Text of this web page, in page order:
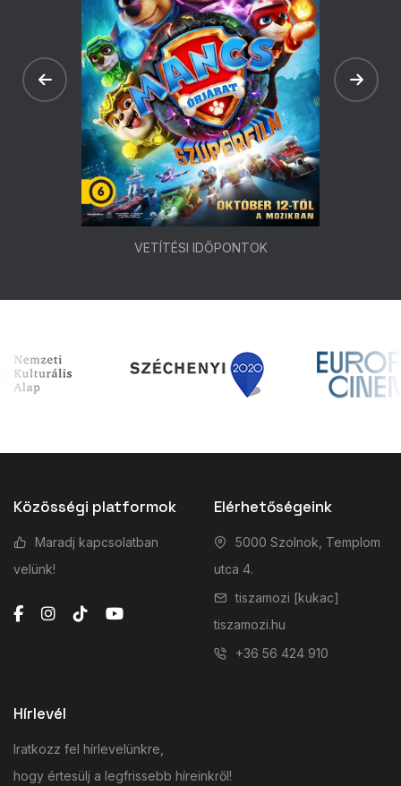
VETÍTÉSI IDŐPONTOK
Közösségi platformok
Maradj kapcsolatban
velünk!
Elérhetőségeink
5000 Szolnok, Templom
utca 4.
tiszamozi [kukac]
tiszamozi.hu
+36 56 424 910
Hírlevél
Iratkozz fel hírlevelünkre,
hogy értesülj a legfrissebb híreinkről!